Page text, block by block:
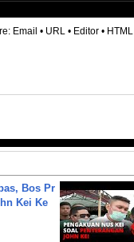
Email • URL • Editor • HTML
Bos Pr
Kei Ke